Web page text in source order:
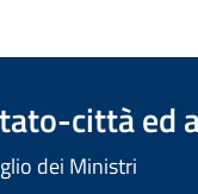
città ed
dei Ministri